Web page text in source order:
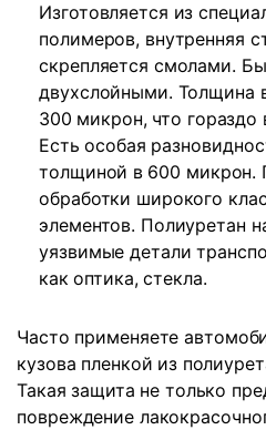
Изготовляется из
полимеров, внутренняя
скрепляется смолами.
двухслойными. Толщина
300 микрон, что
Есть особая
толщиной в 600 микрон.
обработки широкого
элементов. Полиуретан
уязвимые детали
как оптика, стекла.
Часто применяете
кузова пленкой из
Такая защита не только
повреждение